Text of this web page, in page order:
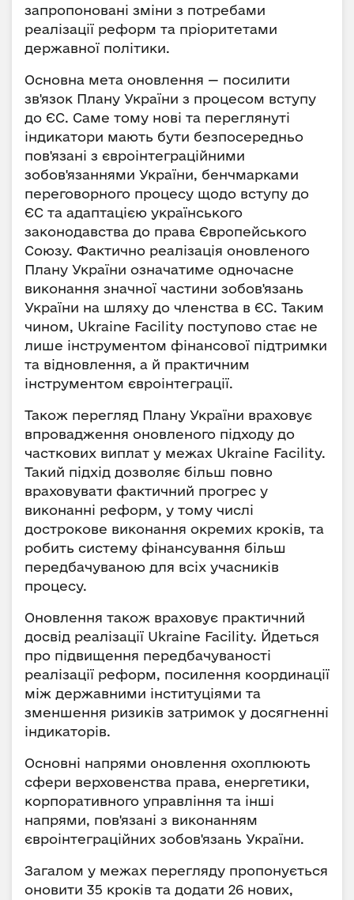
запропоновані зміни з потребами
реалізації реформ та пріоритетами
державної політики.
Основна мета оновлення — посилити
зв'язок Плану України з процесом вступу
до ЄС. Саме тому нові та переглянуті
індикатори мають бути безпосередньо
пов'язані з євроінтеграційними
зобов'язаннями України, бенчмарками
переговорного процесу щодо вступу до
ЄС та адаптацією українського
законодавства до права Європейського
Союзу. Фактично реалізація оновленого
Плану України означатиме одночасне
виконання значної частини зобов'язань
України на шляху до членства в ЄС. Таким
чином, Ukraine Facility поступово стає не
лише інструментом фінансової підтримки
та відновлення, а й практичним
інструментом євроінтеграції.
Також перегляд Плану України враховує
впровадження оновленого підходу до
часткових виплат у межах Ukraine Facility.
Такий підхід дозволяє більш повно
враховувати фактичний прогрес у
виконанні реформ, у тому числі
дострокове виконання окремих кроків, та
робить систему фінансування більш
передбачуваною для всіх учасників
процесу.
Оновлення також враховує практичний
досвід реалізації Ukraine Facility. Йдеться
про підвищення передбачуваності
реалізації реформ, посилення координації
між державними інституціями та
зменшення ризиків затримок у досягненні
індикаторів.
Основні напрями оновлення охоплюють
сфери верховенства права, енергетики,
корпоративного управління та інші
напрями, пов'язані з виконанням
євроінтеграційних зобов'язань України.
Загалом у межах перегляду пропонується
оновити 35 кроків та додати 26 нових,